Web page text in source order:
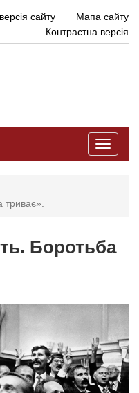
сайту
Мапа сайту
Контрастна версія
Toggle
триває».
Боротьба